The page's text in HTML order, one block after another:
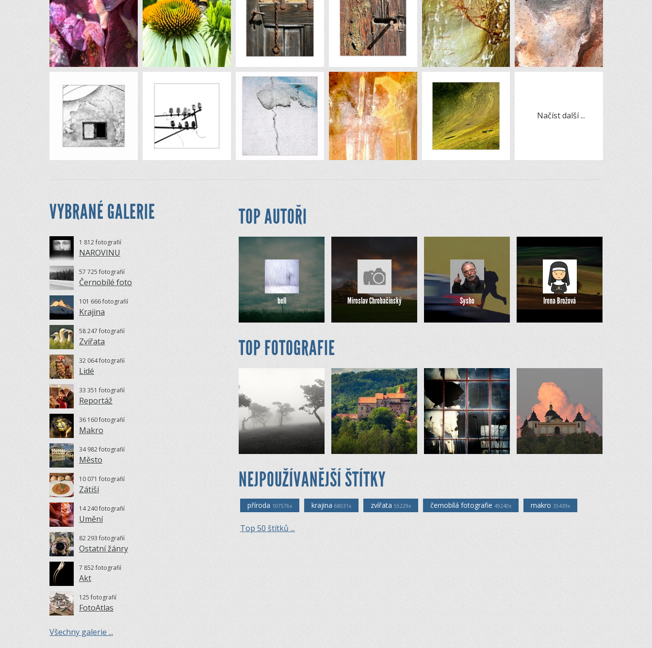
Načíst další ...
VYBRANÉ GALERIE
1 812 fotografií
NAROVINU
57 725 fotografií
Černobílé foto
101 666 fotografií
Krajina
58 247 fotografií
Zvířata
32 064 fotografií
Lidé
33 351 fotografií
Reportáž
36 160 fotografií
Makro
34 982 fotografií
Město
10 071 fotografií
Zátiší
14 240 fotografií
Umění
82 293 fotografií
Ostatní žánry
7 852 fotografií
Akt
125 fotografií
FotoAtlas
Všechny galerie ...
TOP AUTOŘI
bell Miroslav Chrobačinský Sysho Irena Brožová
TOP FOTOGRAFIE
NEJPOUŽÍVANĚJŠÍ ŠTÍTKY
příroda 107576x krajina 68031x zvířata 55229x černobílá fotografie 49240x makro 35439x
Top 50 štítků ...